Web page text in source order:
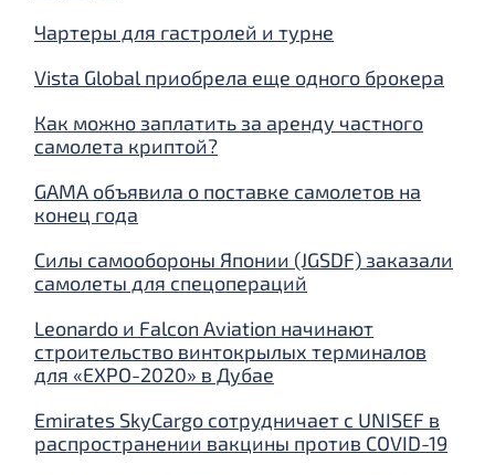
Чартеры для гастролей и турне
Vista Global приобрела еще одного брокера
Как можно заплатить за аренду частного
самолета криптой?
GAMA объявила о поставке самолетов на
конец года
Силы самообороны Японии (JGSDF) заказали
самолеты для спецопераций
Leonardo и Falcon Aviation начинают
строительство винтокрылых терминалов
для «EXPO-2020» в Дубае
Emirates SkyCargo сотрудничает с UNISEF в
распространении вакцины против COVID-19